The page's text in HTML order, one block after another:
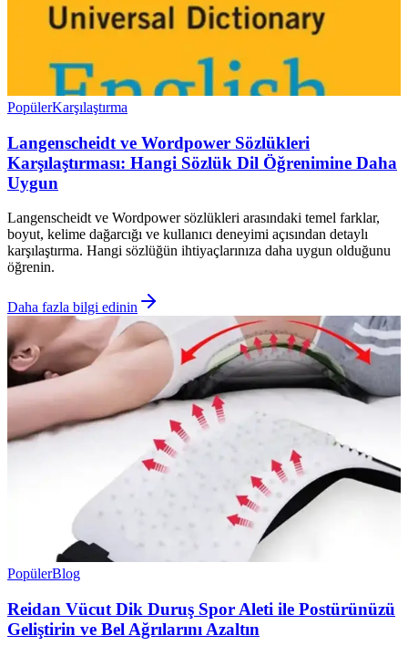
PopülerKarşılaştırma
Langenscheidt ve Wordpower Sözlükleri
Karşılaştırması: Hangi Sözlük Dil Öğrenimine Daha
Uygun
Langenscheidt ve Wordpower sözlükleri arasındaki temel farklar,
boyut, kelime dağarcığı ve kullanıcı deneyimi açısından detaylı
karşılaştırma. Hangi sözlüğün ihtiyaçlarınıza daha uygun olduğunu
öğrenin.
Daha fazla bilgi edinin
PopülerBlog
Reidan Vücut Dik Duruş Spor Aleti ile Postürünüzü
Geliştirin ve Bel Ağrılarını Azaltın